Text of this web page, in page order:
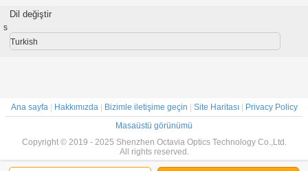
Geniş Açı Lens
Dil değiştir
s
Turkish
Ana sayfa| Hakkımızda| Bizimle iletişime geçin | Site Haritası| Privacy Policy
Masaüstü görünümü
Copyright © 2019 - 2025 Shenzhen Octavia Optics Technology Co.,Ltd.
All rights reserved.